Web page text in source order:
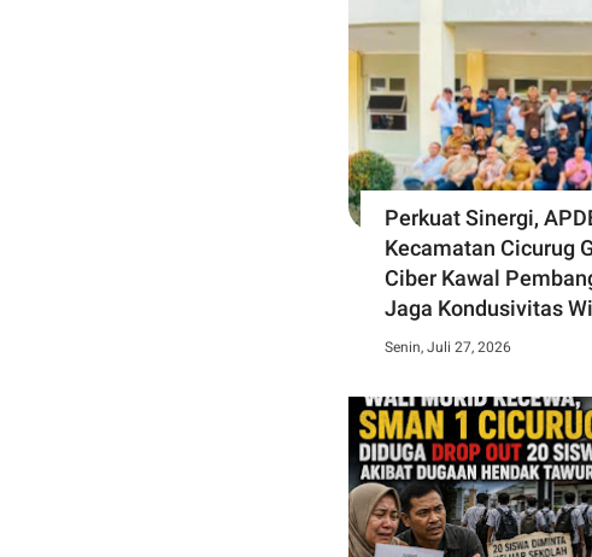
Perkuat Sinergi,
Kecamatan Cicurug
Ciber Kawal
Jaga Kondusivitas
Senin, Juli 27, 2026